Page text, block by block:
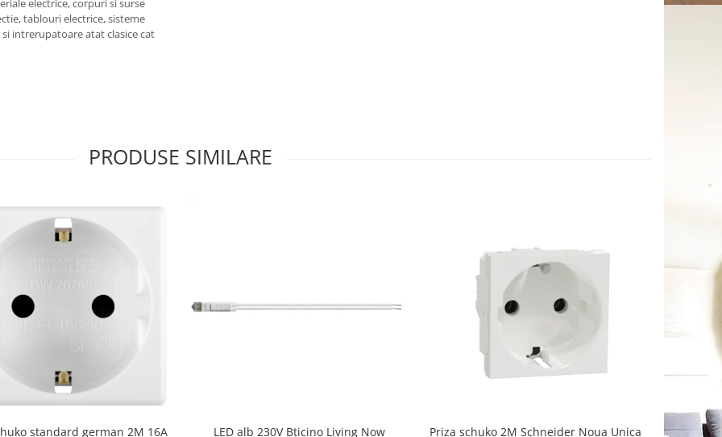
electrice, corpuri si surse
tablouri electrice, sisteme
intrerupatoare atat clasice cat
PRODUSE SIMILARE
standard german 2M 16A
LED alb 230V Bticino Living Now
Priza schuko 2M Schneider Noua Unica
Priza